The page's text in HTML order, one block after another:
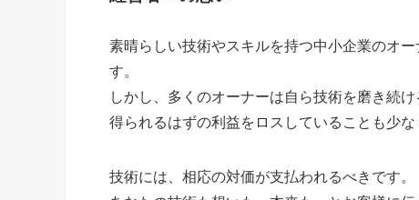
素晴らしい技術やスキルを持つ中小企業のオ
す。
しかし、多くのオーナーは自ら技術を磨き続
得られるはずの利益をロスしていることも少な
技術には、相応の対価が支払われるべきです。